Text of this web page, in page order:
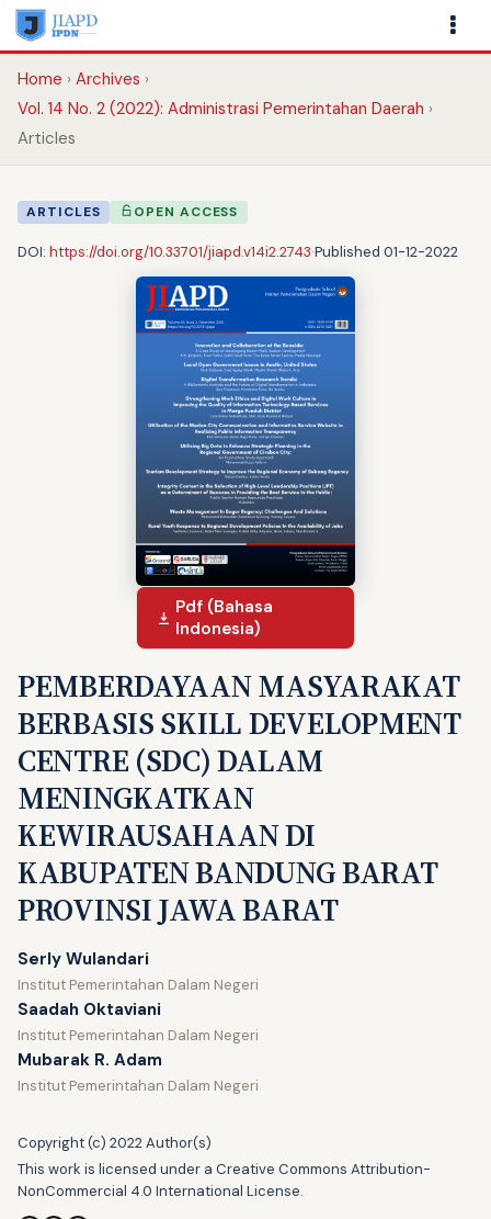
Home
Archives
Vol. 14 No. 2 (2022): Administrasi Pemerintahan Daerah
Articles
Pdf (Bahasa
Indonesia)
ARTICLES OPEN ACCESS
DOI: https://doi.org/10.33701/jiapd.v14i2.2743·Published 01-12-2022
PEMBERDAYAAN MASYARAKAT
BERBASIS SKILL DEVELOPMENT
CENTRE (SDC) DALAM
MENINGKATKAN
KEWIRAUSAHAAN DI
KABUPATEN BANDUNG BARAT
PROVINSI JAWA BARAT
Serly Wulandari
Institut Pemerintahan Dalam Negeri
Saadah Oktaviani
Institut Pemerintahan Dalam Negeri
Mubarak R. Adam
Institut Pemerintahan Dalam Negeri
Copyright (c) 2022 Author(s)
This work is licensed under a Creative Commons Attribution-
NonCommercial 4.0 International License.